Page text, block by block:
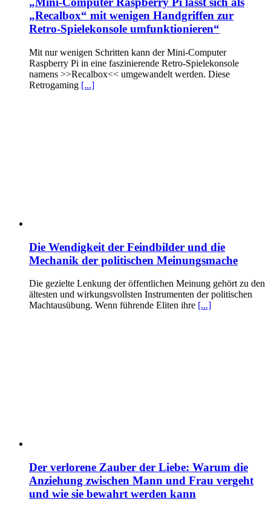
„Recalbox“ mit wenigen Handgriffen zur
Retro-Spielekonsole umfunktionieren“
Mit nur wenigen Schritten kann der Mini-Computer
Raspberry Pi in eine faszinierende Retro-Spielekonsole
namens >>Recalbox<< umgewandelt werden. Diese
Retrogaming [...]
Die Wendigkeit der Feindbilder und die
Mechanik der politischen Meinungsmache
Die gezielte Lenkung der öffentlichen Meinung gehört zu den
ältesten und wirkungsvollsten Instrumenten der politischen
Machtausübung. Wenn führende Eliten ihre [...]
Der verlorene Zauber der Liebe: Warum die
Anziehung zwischen Mann und Frau vergeht
und wie sie bewahrt werden kann